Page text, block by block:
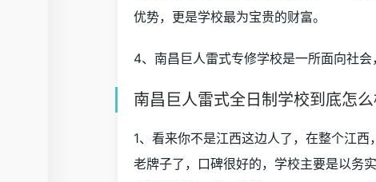
优势，更是学校最为宝贵的财富。
4、南昌巨人雷式专修学校是一所面向社
南昌巨人雷式全日制学校到底怎
1、看来你不是江西这边人了，在整个江
老牌子了，口碑很好的，学校主要是以务